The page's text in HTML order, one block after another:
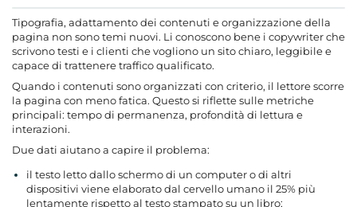
Tipografia, adattamento dei contenuti e organizzazione della
pagina non sono temi nuovi. Li conoscono bene i copywriter che
scrivono testi e i clienti che vogliono un sito chiaro, leggibile e
capace di trattenere traffico qualificato.
Quando i contenuti sono organizzati con criterio, il lettore scorre
la pagina con meno fatica. Questo si riflette sulle metriche
principali: tempo di permanenza, profondità di lettura e
interazioni.
Due dati aiutano a capire il problema:
il testo letto dallo schermo di un computer o di altri
dispositivi viene elaborato dal cervello umano il 25% più
lentamente rispetto al testo stampato su un libro;